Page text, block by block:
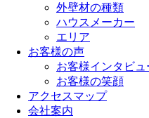
外壁材の種類
ハウスメーカー
エリア
お客様の声
お客様インタビュ
お客様の笑顔
アクセスマップ
会社案内